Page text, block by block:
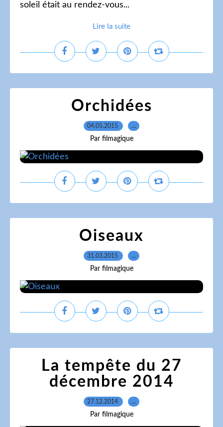
soleil était au rendez-vous...
Lire la suite
Orchidées
04.05.2015 …
Par filmagique
Oiseaux
31.03.2015 …
Par filmagique
La tempête du 27
décembre 2014
27.12.2014 …
Par filmagique